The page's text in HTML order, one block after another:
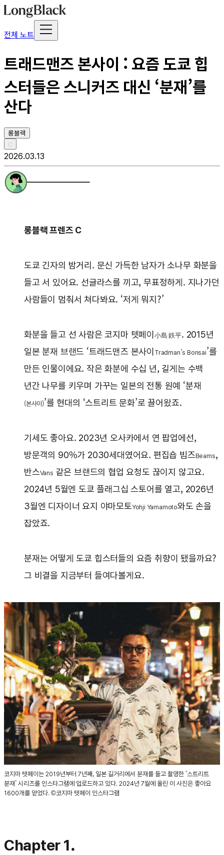
전체 노트
트래드맨즈 본사이 : 요즘 도쿄 힙
스터들은 스니커즈 대신 ‘분재’를
산다
롱블랙
C
2026.03.13
롱블랙 프렌즈 C
도쿄 긴자의 밤거리. 문신 가득한 남자가 소나무 화분을
들고 서 있어요. 선글라스를 끼고, 무표정하게. 지나가던
사람들이 멈춰서 쳐다봐요. ‘저게 뭐지?’
화분을 들고 선 사람은 코지마 텟페이 小島 鉄平. 2015년
일본 분재 브랜드 ‘트래드맨즈 본사이 Tradman's Bonsai’를
만든 인물이에요. 작은 화분에 수십 년, 길게는 수백
년간 나무를 키우며 가꾸는 일본의 전통 원예 ‘분재
(본사이)’를 현대의 ‘스트리트 문화’로 끌어왔죠.
기세도 좋아요. 2023년 오사카에서 연 팝업에선,
방문객의 90%가 2030세대였어요. 편집숍 빔즈Beams,
반스Vans 같은 브랜드의 협업 요청도 끊이지 않고요.
2024년 5월엔 도쿄 플래그십 스토어를 열고, 2026년
3월엔 디자이너 요지 야마모토Yohji Yamamoto와도 손을
잡았죠.
분재는 어떻게 도쿄 힙스터들의 요즘 취향이 됐을까요?
그 비결을 지금부터 들여다볼게요.
코지마 텟페이는 2019년부터 7년째, 일본 길거리에서 분재를 들고 촬영한 ‘스트리트
분재’ 시리즈를 인스타그램에 업로드하고 있다. 2024년 7월에 올린 이 사진은 좋아요
1600개를 얻었다. ©코지마 텟페이 인스타그램
Chapter 1.